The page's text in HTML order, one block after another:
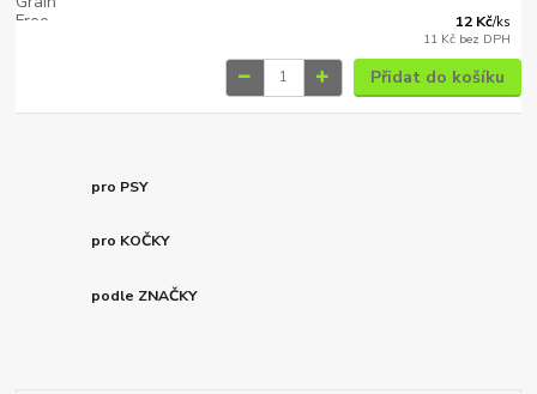
12 Kč/ks
11 Kč bez DPH
Přidat do košíku
pro PSY
pro KOČKY
podle ZNAČKY